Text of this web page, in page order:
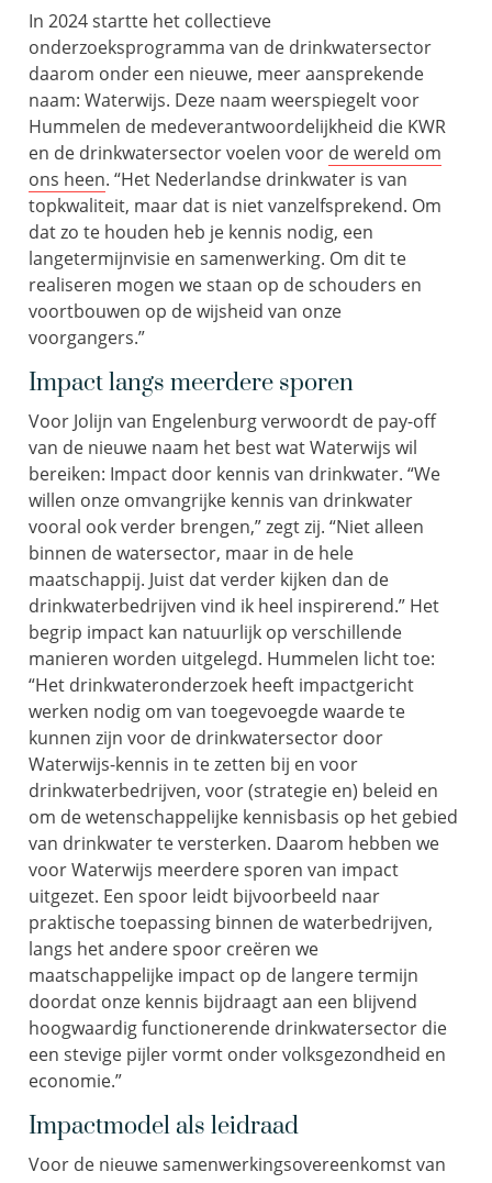
In 2024startte het collectieve
onderzoeksprogramma van de drinkwatersector
daarom onder een nieuwe, meer aansprekende
naam: Waterwijs. Deze naam weerspiegelt voor
Hummelen de medeverantwoordelijkheid die KWR
en de drinkwatersector voelen voor de wereld om
ons heen. “Het Nederlandse drinkwater is van
topkwaliteit, maar dat is niet vanzelfsprekend. Om
dat zo te houden heb je kennis nodig, een
langetermijnvisie en samenwerking. Om dit te
realiseren mogen we staan op de schouders en
voortbouwen op de wijsheid van onze
voorgangers.”
Impact langs meerdere sporen
Voor Jolijn van Engelenburgverwoordt de pay-off
van de nieuwe naam het best watWaterwijs wil
bereiken: Impact door kennis van drinkwater. “We
willen onze omvangrijke kennis van drinkwater
vooral ookverder brengen,” zegt zij. “Niet alleen
binnen de watersector, maar in de hele
maatschappij. Juist datverder kijken dan de
drinkwaterbedrijven vind ik heel inspirerend.” Het
begrip impact kan natuurlijk op verschillende
manieren worden uitgelegd. Hummelen licht toe:
“Het drinkwateronderzoek heeft impactgericht
werken nodig om van toegevoegde waarde te
kunnen zijn voor de drinkwatersector door
Waterwijs-kennis in te zetten bij en voor
drinkwaterbedrijven, voor (strategie en) beleid en
om de wetenschappelijke kennisbasis op het gebied
van drinkwater teversterken. Daarom hebben we
voor Waterwijs meerdere sporen van impact
uitgezet. Een spoor leidt bijvoorbeeld naar
praktische toepassing binnen de waterbedrijven,
langs het andere spoor creëren we
maatschappelijke impact op de langere termijn
doordat onze kennis bijdraagt aan een blijvend
hoogwaardig functionerende drinkwatersector die
een stevige pijler vormt onder volksgezondheid en
economie.”
Impactmodel als leidraad
Voor de nieuwe samenwerkingsovereenkomst van